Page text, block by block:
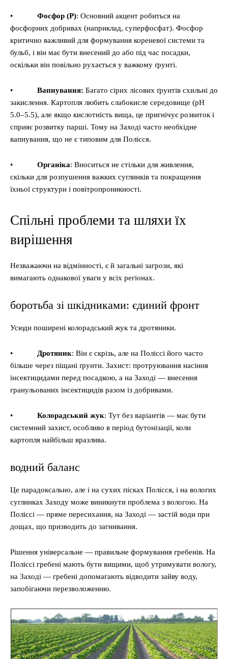
• Фосфор (P): Основний акцент робиться на
фосфорних добривах (наприклад, суперфосфат). Фосфор
критично важливий для формування кореневої системи та
бульб, і він має бути внесений до або під час посадки,
оскільки він повільно рухається у важкому ґрунті.
• Вапнування: Багато сірих лісових ґрунтів схильні до
закислення. Картопля любить слабокисле середовище (pH
5.0–5.5), але якщо кислотність вища, це пригнічує розвиток і
сприяє розвитку парші. Тому на Заході часто необхідне
вапнування, що не є типовим для Полісся.
• Органіка: Вноситься не стільки для живлення,
скільки для розпушення важких суглинків та покращення
їхньої структури і повітропроникності.
Спільні проблеми та шляхи їх
вирішення
Незважаючи на відмінності, є й загальні загрози, які
вимагають однакової уваги у всіх регіонах.
боротьба зі шкідниками: єдиний фронт
Усюди поширені колорадський жук та дротяники.
• Дротяник: Він є скрізь, але на Поліссі його часто
більше через піщані ґрунти. Захист: протруювання насіння
інсектицидами перед посадкою, а на Заході — внесення
гранульованих інсектицидів разом із добривами.
• Колорадський жук: Тут без варіантів — має бути
системний захист, особливо в період бутонізації, коли
картопля найбільш вразлива.
водний баланс
Це парадоксально, але і на сухих пісках Полісся, і на вологих
суглинках Заходу може виникнути проблема з вологою. На
Поліссі — пряме пересихання, на Заході — застій води при
дощах, що призводить до загнивання.
Рішення універсальне — правильне формування гребенів. На
Поліссі гребені мають бути вищими, щоб утримувати вологу,
на Заході — гребені допомагають відводити зайву воду,
запобігаючи перезволоженню.